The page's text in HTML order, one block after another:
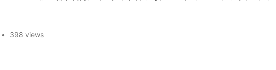
• 398 views